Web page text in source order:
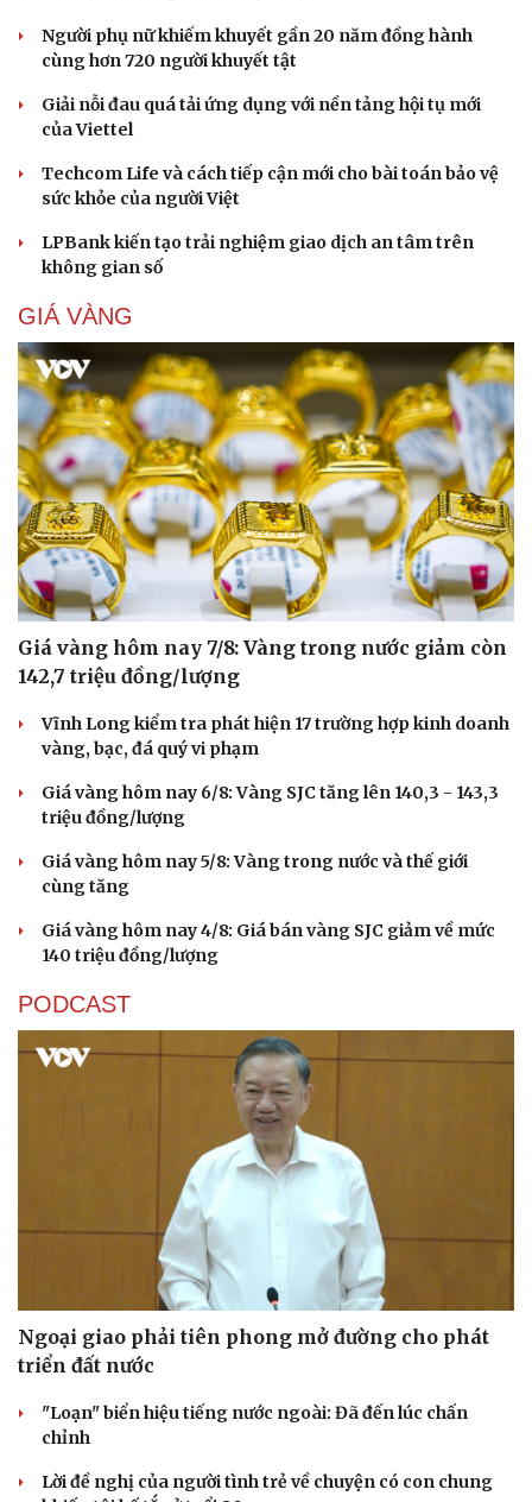
Người phụ nữ khiếm khuyết gần 20 năm đồng hành
cùng hơn 720 người khuyết tật
Giải nỗi đau quá tải ứng dụng với nền tảng hội tụ mới
của Viettel
Techcom Life và cách tiếp cận mới cho bài toán bảo vệ
sức khỏe của người Việt
LPBank kiến tạo trải nghiệm giao dịch an tâm trên
không gian số
GIÁ VÀNG
Giá vàng hôm nay 7/8: Vàng trong nước giảm còn
142,7 triệu đồng/lượng
Vĩnh Long kiểm tra phát hiện 17 trường hợp kinh doanh
vàng, bạc, đá quý vi phạm
Giá vàng hôm nay 6/8: Vàng SJC tăng lên 140,3 - 143,3
triệu đồng/lượng
Giá vàng hôm nay 5/8: Vàng trong nước và thế giới
cùng tăng
Giá vàng hôm nay 4/8: Giá bán vàng SJC giảm về mức
140 triệu đồng/lượng
PODCAST
Ngoại giao phải tiên phong mở đường cho phát
triển đất nước
"Loạn" biển hiệu tiếng nước ngoài: Đã đến lúc chấn
chỉnh
Lời đề nghị của người tình trẻ về chuyện có con chung